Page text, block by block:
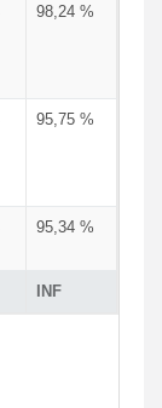
INF
98,24 %
95,75 %
95,34 %